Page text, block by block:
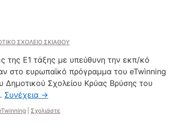
Το
ΣΧΟΛΕΙΟ ΣΚΙΑΘΟΥ
της Ε1 τάξης με υπεύθυνη την εκπ/κό
στο ευρωπαϊκό πρόγραμμα του eTwìnning
Δημοτικού Σχολείου Κρύας Βρύσης του
Συνέχεια →
Σχολιάστε